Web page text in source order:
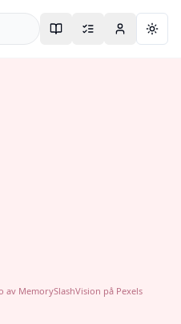
av MemorySlashVision på Pexels